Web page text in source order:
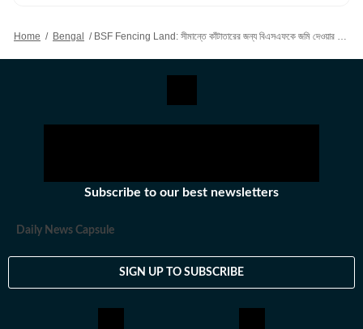
বিষয়ে তাঁর আগ্রহ সবচেয়ে বেশি। কলকাতা বিশ্ববিদ্যালয় থেকে সাংবাদিকতায়
ভারতে কাজ করার অভিজ্ঞতা রয়েছে অভিজিতের। এছাড়া আকাশবাণীতে রেডিও
জকি হিসেবেও কাজ করেছিলেন তিনি। খবরের জগৎ ছাড়া খেলাধুলো, ইতিহাসে
থেকে। এরপর কলকাতা বিশ্ববিদ্যালয় থেকে একই বিষয়ে স্নাতকোত্তর ডিগ্রি
বই পড়ে এবং বিভিন্ন বিষয়ে ডকুমেন্টারি দেখে।
Home / Bengal / BSF Fencing Land: সীমান্তে কাঁটাতারের জন্য বিএসএফকে জমি দেওয়ার দায়িত্ব প্রাক্তন মুখ্যসচিব নন্দিনী চক্রবর্তীর কাঁধে
Subscribe to our best newsletters
Daily News Capsule
SIGN UP TO SUBSCRIBE